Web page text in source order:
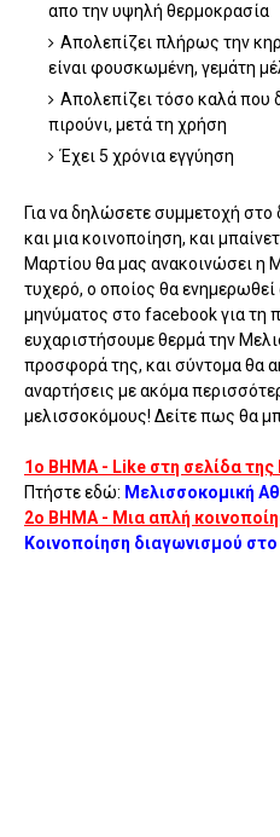
απο την υψηλή θερμοκρασία
Απολεπίζει πλήρως την
είναι φουσκωμένη, γεμάτη
Απολεπίζει τόσο καλά που
πιρούνι, μετά τη χρήση
Έχει 5 χρόνια εγγύηση
Για να δηλώσετε συμμετοχή
και μια κοινοποίηση, και
Μαρτίου θα μας ανακοινώσει
τυχερό, ο οποίος θα
μηνύματος στο facebook για τη
ευχαριστήσουμε θερμά την
προσφορά της, και σύντομα θα
αναρτήσεις με ακόμα
μελισσοκόμους! Δείτε πως θα
1ο ΒΗΜΑ - Like στη σελίδα
Πτήστε εδώ: Μελισσοκομική
2ο ΒΗΜΑ - Μια απλή
Κοινοποίηση διαγωνισμού